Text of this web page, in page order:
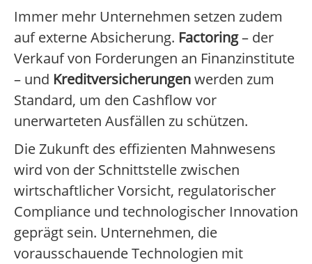
Immer mehr Unternehmen setzen zudem
auf externe Absicherung. Factoring– der
Verkauf von Forderungen an Finanzinstitute
– und Kreditversicherungenwerden zum
Standard, um den Cashflow vor
unerwarteten Ausfällen zu schützen.
Die Zukunft des effizienten Mahnwesens
wird von der Schnittstelle zwischen
wirtschaftlicher Vorsicht, regulatorischer
Compliance und technologischer Innovation
geprägt sein. Unternehmen, die
vorausschauende Technologien mit